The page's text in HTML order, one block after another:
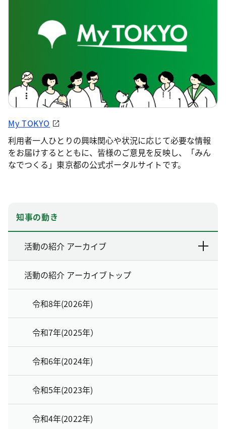
My TOKYO
利用者一人ひとりの興味関心や状況に応じて必要な情報
をお届けするとともに、皆様のご意見を反映し、「みん
なでつくる」東京都の公式ポータルサイトです。
知事の動き
活動の紹介 アーカイブ
活動の紹介 アーカイブトップ
令和8年(2026年)
令和7年(2025年）
令和6年(2024年)
令和5年(2023年)
令和4年(2022年)